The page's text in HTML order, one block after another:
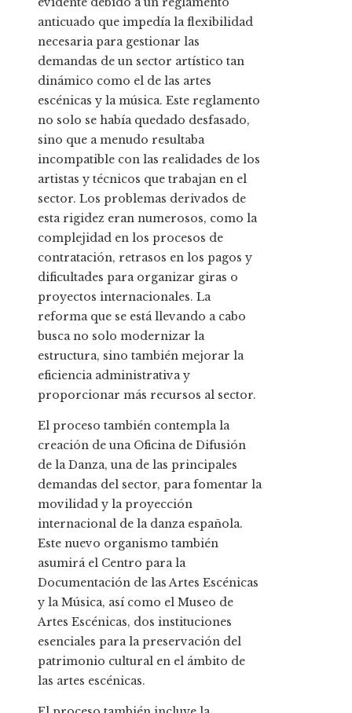
anticuado que impedía la flexibilidad
necesaria para gestionar las
demandas de un sector artístico tan
dinámico como el de las artes
escénicas y la música. Este reglamento
no solo se había quedado desfasado,
sino que a menudo resultaba
incompatible con las realidades de los
artistas y técnicos que trabajan en el
sector. Los problemas derivados de
esta rigidez eran numerosos, como la
complejidad en los procesos de
contratación, retrasos en los pagos y
dificultades para organizar giras o
proyectos internacionales. La
reforma que se está llevando a cabo
busca no solo modernizar la
estructura, sino también mejorar la
eficiencia administrativa y
proporcionar más recursos al sector.
El proceso también contempla la
creación de una Oficina de Difusión
de la Danza, una de las principales
demandas del sector, para fomentar la
movilidad y la proyección
internacional de la danza española.
Este nuevo organismo también
asumirá el Centro para la
Documentación de las Artes Escénicas
y la Música, así como el Museo de
Artes Escénicas, dos instituciones
esenciales para la preservación del
patrimonio cultural en el ámbito de
las artes escénicas.